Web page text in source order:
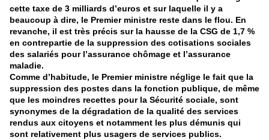
cette taxe de 3 milliards d’euros et sur laquelle il y a
beaucoup à dire, le Premier ministre reste dans le flou. En
revanche, il est très précis sur la hausse de la CSG de 1,7 %
en contrepartie de la suppression des cotisations sociales
des salariés pour l’assurance chômage et l’assurance
maladie.
Comme d’habitude, le Premier ministre néglige le fait que la
suppression des postes dans la fonction publique, de même
que les moindres recettes pour la Sécurité sociale, sont
synonymes de la dégradation de la qualité des services
rendus aux citoyens et notamment les plus démunis qui
sont relativement plus usagers de services publics.